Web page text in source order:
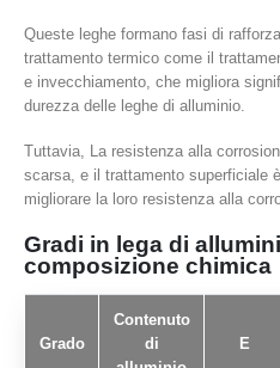
Queste leghe formano fasi di
trattamento termico come il
e invecchiamento, che migliora
durezza delle leghe di alluminio.
Tuttavia, La resistenza alla
scarsa, e il trattamento superficiale
migliorare la loro resistenza alla
Gradi in lega di
composizione chimica
Grado
Contenuto
di
E